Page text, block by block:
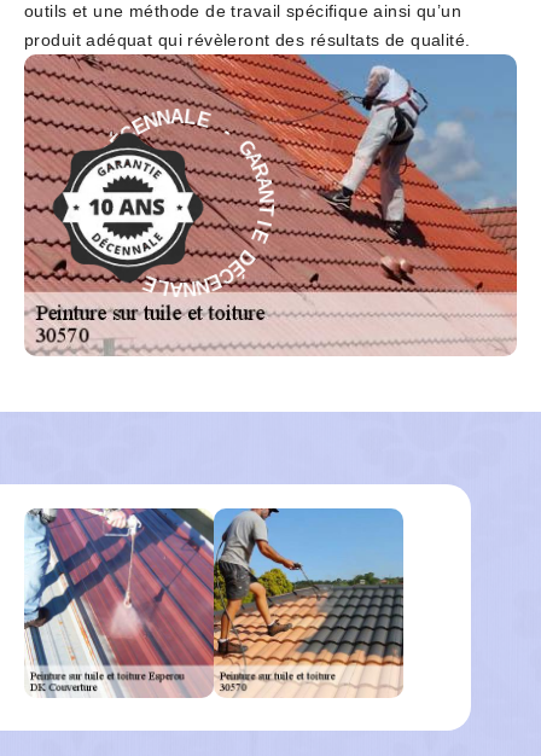
outils et une méthode de travail spécifique ainsi qu’un
produit adéquat qui révèleront des résultats de qualité.
G
A
R
A
N
T
I
E
D
É
C
E
N
NALE - GARA
N
T
I
E
D
É
C
E
N
N
A
L
E
-